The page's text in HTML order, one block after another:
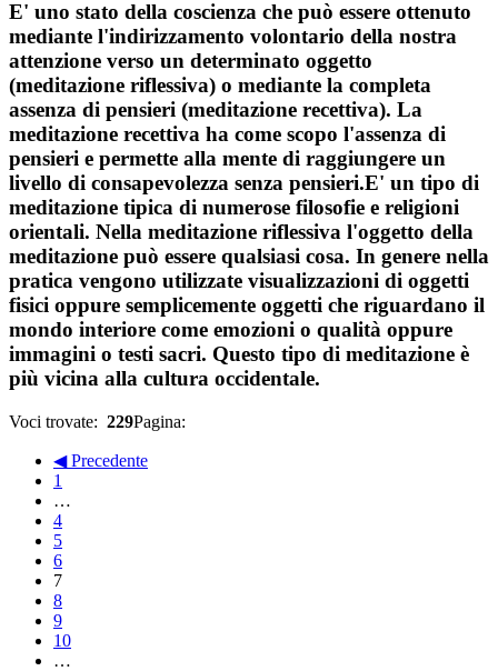
E' uno stato della coscienza che può essere ottenuto
mediante l'indirizzamento volontario della nostra
attenzione verso un determinato oggetto
(meditazione riflessiva) o mediante la completa
assenza di pensieri (meditazione recettiva). La
meditazione recettiva ha come scopo l'assenza di
pensieri e permette alla mente di raggiungere un
livello di consapevolezza senza pensieri.E' un tipo di
meditazione tipica di numerose filosofie e religioni
orientali. Nella meditazione riflessiva l'oggetto della
meditazione può essere qualsiasi cosa. In genere nella
pratica vengono utilizzate visualizzazioni di oggetti
fisici oppure semplicemente oggetti che riguardano il
mondo interiore come emozioni o qualità oppure
immagini o testi sacri. Questo tipo di meditazione è
più vicina alla cultura occidentale.
Voci trovate: 229Pagina:
◀ Precedente
1
…
4
5
6
7
8
9
10
…